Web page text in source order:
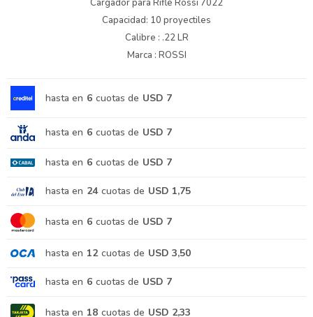
Cargador para Rifle Rossi 7022
Capacidad: 10 proyectiles
Calibre : .22 LR
Marca : ROSSI
hasta en 6 cuotas de USD 7
hasta en 6 cuotas de USD 7
hasta en 6 cuotas de USD 7
hasta en 24 cuotas de USD 1,75
hasta en 6 cuotas de USD 7
hasta en 12 cuotas de USD 3,50
hasta en 6 cuotas de USD 7
hasta en 18 cuotas de USD 2,33